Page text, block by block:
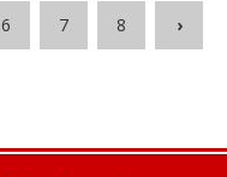
6 7 8 ›